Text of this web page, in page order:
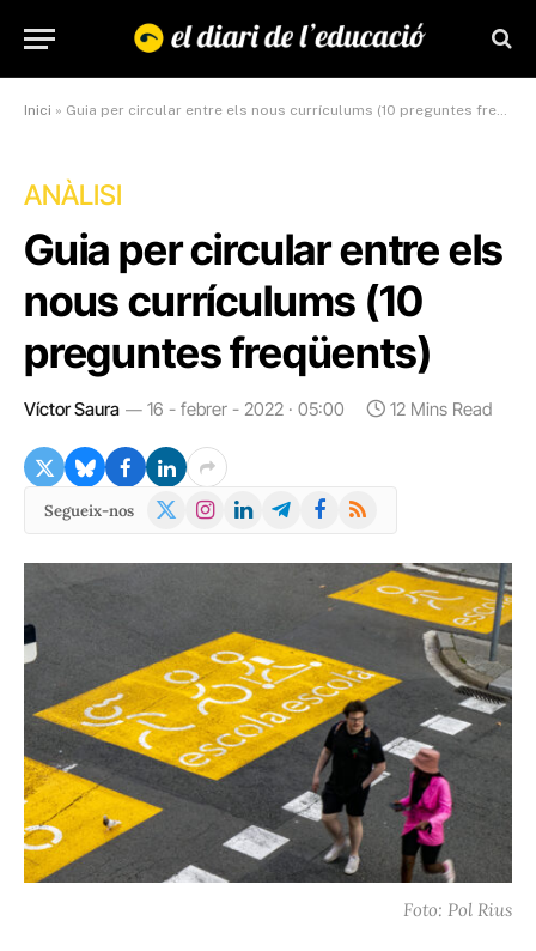
Inici » Guia per circular entre els nous currículums (10 preguntes freqüents)
ANÀLISI
Guia per circular entre els
nous currículums (10
preguntes freqüents)
Víctor Saura 16 - febrer - 2022 · 05:00 12 Mins Read
Segueix-nos
X
Instagram
LinkedInTelegramFacebook
RSS
Foto: Pol Rius